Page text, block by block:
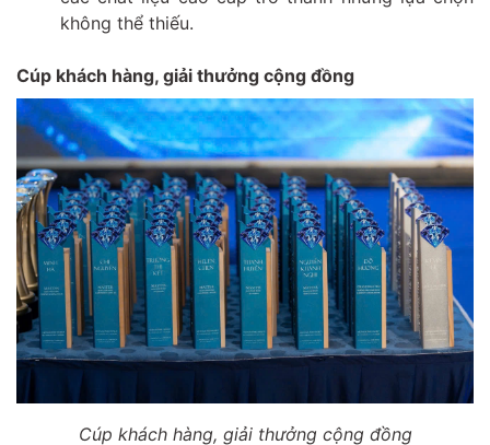
không thể thiếu.
Cúp khách hàng, giải thưởng cộng đồng
Cúp khách hàng, giải thưởng cộng đồng